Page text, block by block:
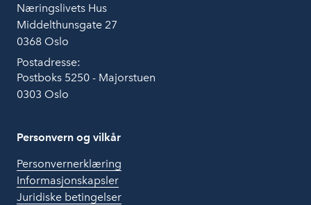
Næringslivets Hus
Middelthunsgate 27
0368 Oslo
Postadresse:
Postboks 5250 - Majorstuen
0303 Oslo
Personvern og vilkår
Personvernerklæring
Informasjonskapsler
Juridiske betingelser